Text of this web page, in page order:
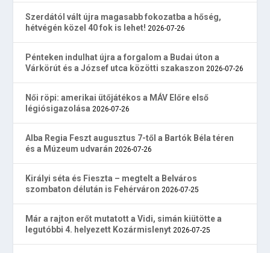
Szerdától vált újra magasabb fokozatba a hőség,
hétvégén közel 40 fok is lehet! 2026-07-26
Pénteken indulhat újra a forgalom a Budai úton a
Várkörút és a József utca közötti szakaszon 2026-07-26
Női röpi: amerikai ütőjátékos a MÁV Előre első
légiósigazolása 2026-07-26
Alba Regia Feszt augusztus 7-től a Bartók Béla téren
és a Múzeum udvarán 2026-07-26
Királyi séta és Fieszta – megtelt a Belváros
szombaton délután is Fehérváron 2026-07-25
Már a rajton erőt mutatott a Vidi, simán kiütötte a
legutóbbi 4. helyezett Kozármislenyt 2026-07-25